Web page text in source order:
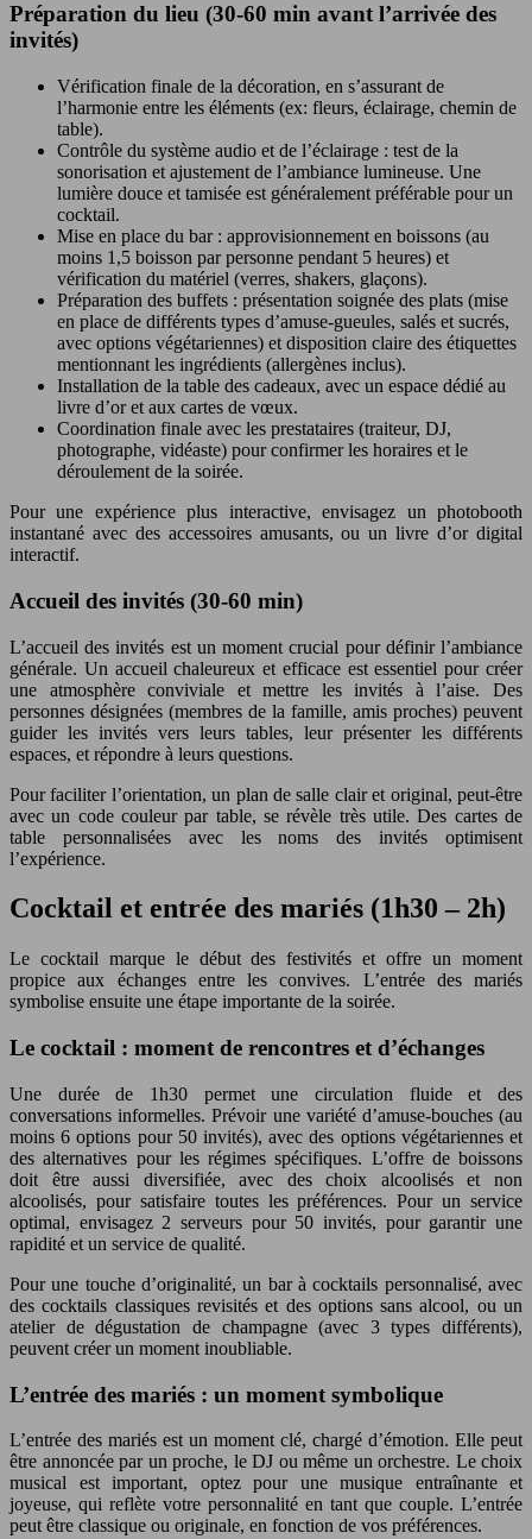
Préparation du lieu (30-60 min avant l’arrivée des
invités)
Vérification finale de la décoration, en s’assurant de
l’harmonie entre les éléments (ex: fleurs, éclairage, chemin de
table).
Contrôle du système audio et de l’éclairage : test de la
sonorisation et ajustement de l’ambiance lumineuse. Une
lumière douce et tamisée est généralement préférable pour un
cocktail.
Mise en place du bar : approvisionnement en boissons (au
moins 1,5 boisson par personne pendant 5 heures) et
vérification du matériel (verres, shakers, glaçons).
Préparation des buffets : présentation soignée des plats (mise
en place de différents types d’amuse-gueules, salés et sucrés,
avec options végétariennes) et disposition claire des étiquettes
mentionnant les ingrédients (allergènes inclus).
Installation de la table des cadeaux, avec un espace dédié au
livre d’or et aux cartes de vœux.
Coordination finale avec les prestataires (traiteur, DJ,
photographe, vidéaste) pour confirmer les horaires et le
déroulement de la soirée.
Pour une expérience plus interactive, envisagez un photobooth
instantané avec des accessoires amusants, ou un livre d’or digital
interactif.
Accueil des invités (30-60 min)
L’accueil des invités est un moment crucial pour définir l’ambiance
générale. Un accueil chaleureux et efficace est essentiel pour créer
une atmosphère conviviale et mettre les invités à l’aise. Des
personnes désignées (membres de la famille, amis proches) peuvent
guider les invités vers leurs tables, leur présenter les différents
espaces, et répondre à leurs questions.
Pour faciliter l’orientation, un plan de salle clair et original, peut-être
avec un code couleur par table, se révèle très utile. Des cartes de
table personnalisées avec les noms des invités optimisent
l’expérience.
Cocktail et entrée des mariés (1h30 – 2h)
Le cocktail marque le début des festivités et offre un moment
propice aux échanges entre les convives. L’entrée des mariés
symbolise ensuite une étape importante de la soirée.
Le cocktail : moment de rencontres et d’échanges
Une durée de 1h30 permet une circulation fluide et des
conversations informelles. Prévoir une variété d’amuse-bouches (au
moins 6 options pour 50 invités), avec des options végétariennes et
des alternatives pour les régimes spécifiques. L’offre de boissons
doit être aussi diversifiée, avec des choix alcoolisés et non
alcoolisés, pour satisfaire toutes les préférences. Pour un service
optimal, envisagez 2 serveurs pour 50 invités, pour garantir une
rapidité et un service de qualité.
Pour une touche d’originalité, un bar à cocktails personnalisé, avec
des cocktails classiques revisités et des options sans alcool, ou un
atelier de dégustation de champagne (avec 3 types différents),
peuvent créer un moment inoubliable.
L’entrée des mariés : un moment symbolique
L’entrée des mariés est un moment clé, chargé d’émotion. Elle peut
être annoncée par un proche, le DJ ou même un orchestre. Le choix
musical est important, optez pour une musique entraînante et
joyeuse, qui reflète votre personnalité en tant que couple. L’entrée
peut être classique ou originale, en fonction de vos préférences.